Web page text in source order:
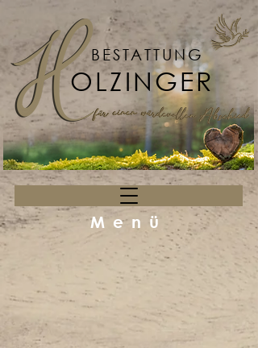
Menü
BESTATTUNG
OLZINGER